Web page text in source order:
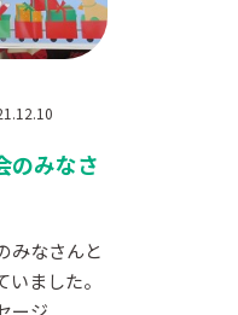
のみなさ
みなさんと
ました。